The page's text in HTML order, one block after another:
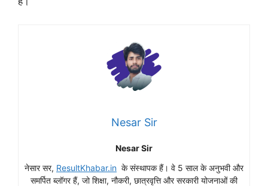
Nesar Sir
Nesar Sir
नेसार सर, ResultKhabar.in के संस्थापक हैं। वे 5 साल के अनुभवी और
समर्पित ब्लॉगर हैं, जो शिक्षा, नौकरी, छात्रवृत्ति और सरकारी योजनाओं की